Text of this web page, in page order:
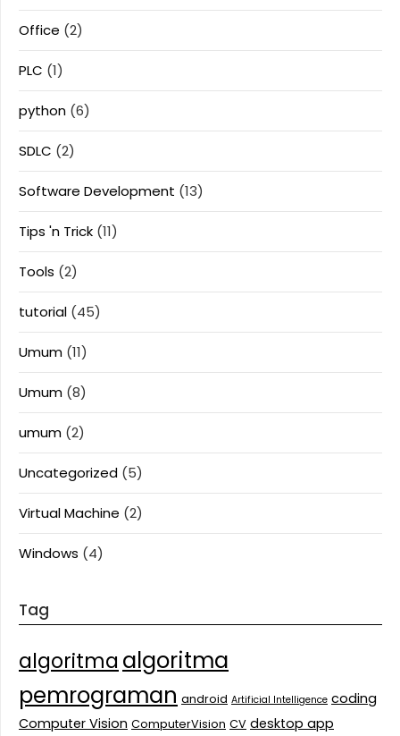
Office (2)
PLC (1)
python (6)
SDLC (2)
Software Development (13)
Tips 'n Trick (11)
Tools (2)
tutorial (45)
Umum (11)
Umum (8)
umum (2)
Uncategorized (5)
Virtual Machine (2)
Windows (4)
Tag
algoritma algoritma
pemrograman android Artificial Intelligence coding
Computer Vision ComputerVision CV desktop app